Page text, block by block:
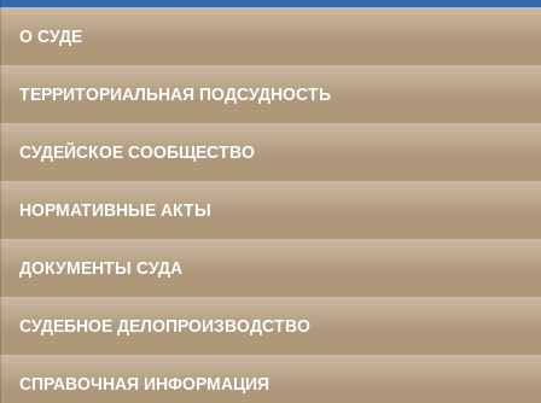
О СУДЕ
ТЕРРИТОРИАЛЬНАЯ ПОДСУДНОСТЬ
СУДЕЙСКОЕ СООБЩЕСТВО
НОРМАТИВНЫЕ АКТЫ
ДОКУМЕНТЫ СУДА
СУДЕБНОЕ ДЕЛОПРОИЗВОДСТВО
СПРАВОЧНАЯ ИНФОРМАЦИЯ